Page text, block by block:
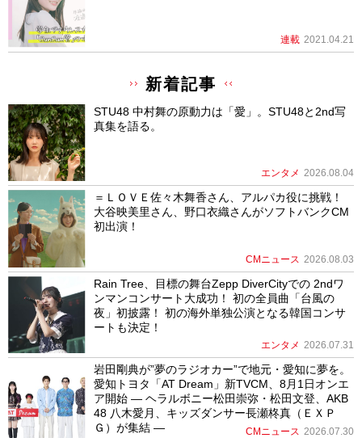
連載 2021.04.21
新着記事
STU48 中村舞の原動力は「愛」。STU48と2nd写
真集を語る。
エンタメ 2026.08.04
＝ＬＯＶＥ佐々木舞香さん、アルパカ役に挑戦！
大谷映美里さん、野口衣織さんがソフトバンクCM
初出演！
CMニュース 2026.08.03
Rain Tree、目標の舞台Zepp DiverCityでの 2ndワ
ンマンコンサート大成功！ 初の全員曲「台風の
夜」初披露！ 初の海外単独公演となる韓国コンサ
ートも決定！
エンタメ 2026.07.31
岩田剛典が”夢のラジオカー”で地元・愛知に夢を。
愛知トヨタ「AT Dream」新TVCM、8月1日オンエ
ア開始 ― ヘラルボニー松田崇弥・松田文登、AKB
48 八木愛月、キッズダンサー長瀬柊真（ＥＸＰ
Ｇ）が集結 ―
CMニュース 2026.07.30